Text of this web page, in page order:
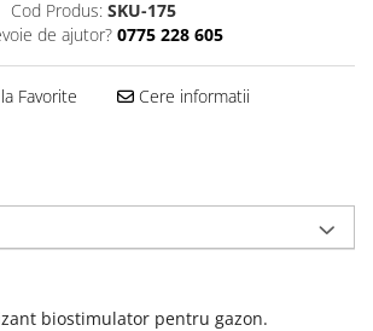
Cod Produs: SKU-175
de ajutor? 0775 228 605
Favorite Cere informatii
biostimulator pentru gazon.